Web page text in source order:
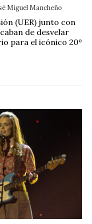
Miguel Mancheño
(UER) junto con
de desvelar
para el icónico 20º